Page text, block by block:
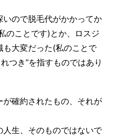
ので脱毛代がかかってか
のことです)とか、ロスジ
も大変だった(私のことで
つき”を指すものではあり
が確約されたもの、それが
生、そのものではないで